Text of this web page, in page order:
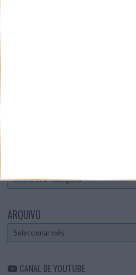
ARQUIVO
Arquivo
CANAL DE YOUTUBE